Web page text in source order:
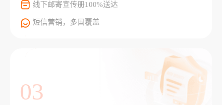
线下邮寄宣传册100%送达
短信营销，多国覆盖
03